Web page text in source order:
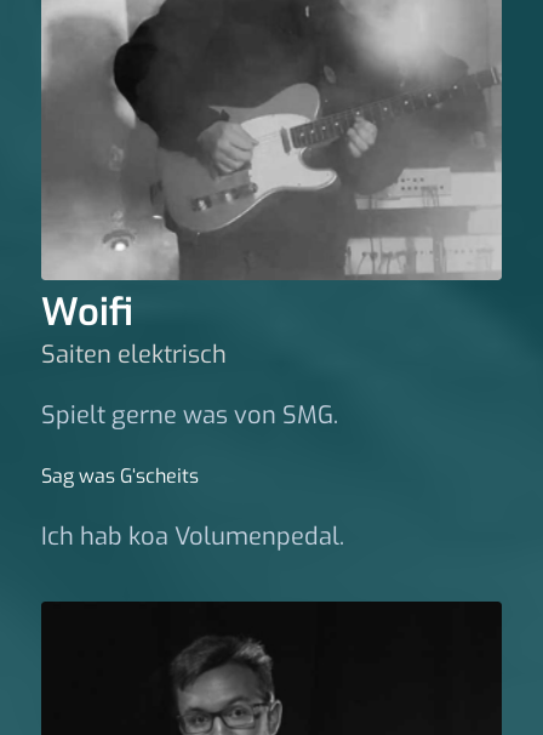
Woifi
Saiten elektrisch
Spielt gerne was von SMG.
Sag was G‘scheits
Ich hab koa Volumenpedal.